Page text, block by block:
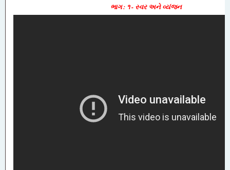
ભાગ : ૧ - સ્વર અને વ્યંજન